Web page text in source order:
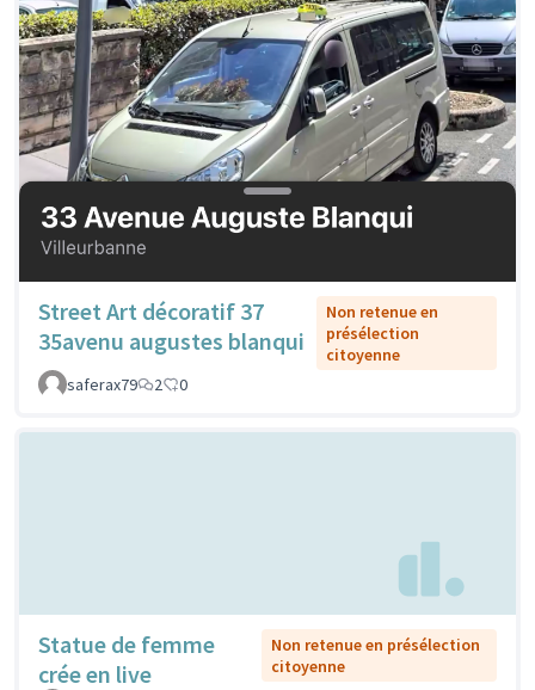
Street Art décoratif 37
35avenu augustes blanqui
Non retenue en
présélection
citoyenne
saferax79
2 0
Statue de femme
crée en live
Non retenue en présélection
citoyenne